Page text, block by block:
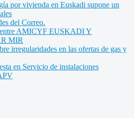
por vivienda en Euskadi supone un
del Correo.
AMICYF EUSKADI Y
MIR
irregularidades en las ofertas de gas y
en Servicio de instalaciones